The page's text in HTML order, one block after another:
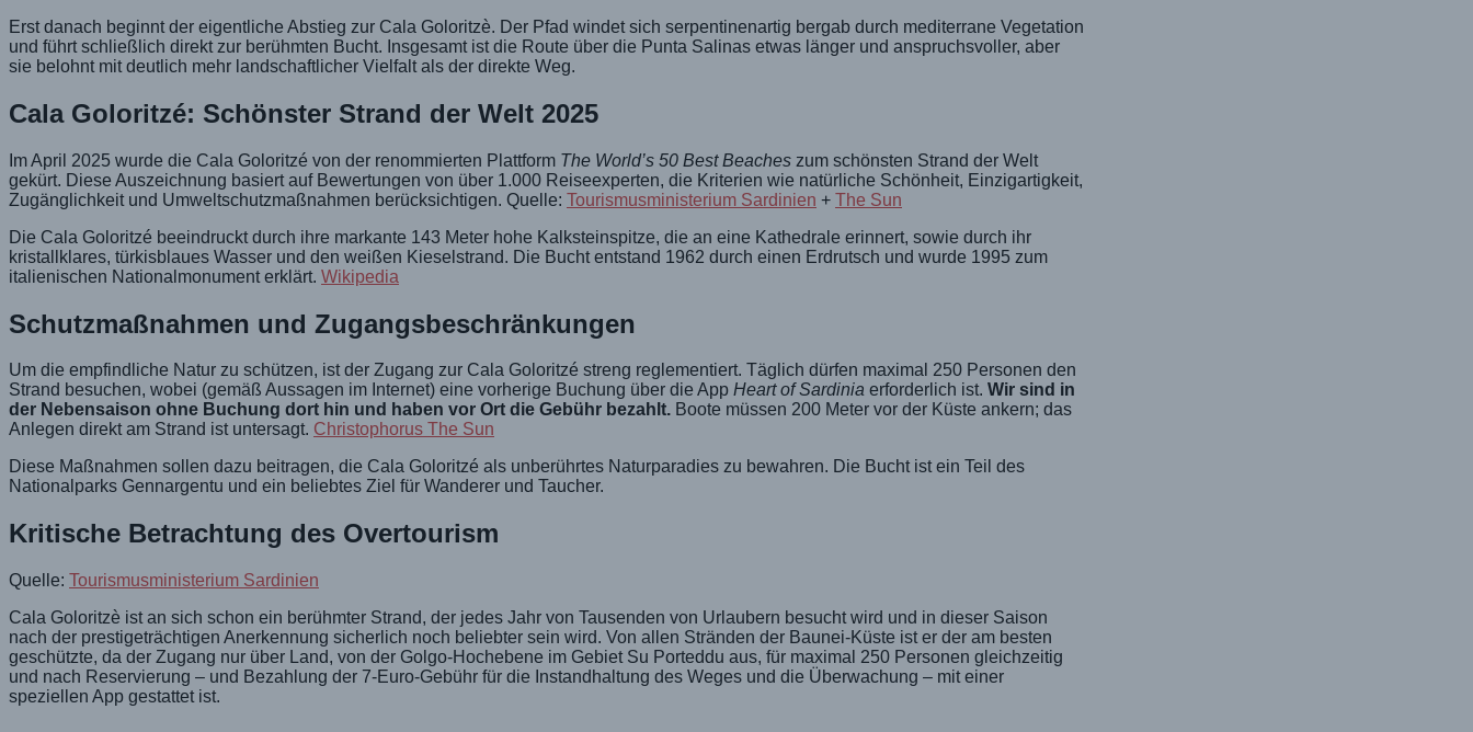
Erst danach beginnt der eigentliche Abstieg zur Cala Goloritzè. Der Pfad windet sich serpentinenartig bergab durch mediterrane Vegetation
und führt schließlich direkt zur berühmten Bucht. Insgesamt ist die Route über die Punta Salinas etwas länger und anspruchsvoller, aber
sie belohnt mit deutlich mehr landschaftlicher Vielfalt als der direkte Weg.
Cala Goloritzé: Schönster Strand der Welt 2025
Im April 2025 wurde die Cala Goloritzé von der renommierten Plattform The World’s 50 Best Beaches zum schönsten Strand der Welt
gekürt. Diese Auszeichnung basiert auf Bewertungen von über 1.000 Reiseexperten, die Kriterien wie natürliche Schönheit, Einzigartigkeit,
Zugänglichkeit und Umweltschutzmaßnahmen berücksichtigen. Quelle: Tourismusministerium Sardinien + The Sun
Die Cala Goloritzé beeindruckt durch ihre markante 143 Meter hohe Kalksteinspitze, die an eine Kathedrale erinnert, sowie durch ihr
kristallklares, türkisblaues Wasser und den weißen Kieselstrand. Die Bucht entstand 1962 durch einen Erdrutsch und wurde 1995 zum
italienischen Nationalmonument erklärt. Wikipedia
Schutzmaßnahmen und Zugangsbeschränkungen
Um die empfindliche Natur zu schützen, ist der Zugang zur Cala Goloritzé streng reglementiert. Täglich dürfen maximal 250 Personen den
Strand besuchen, wobei (gemäß Aussagen im Internet) eine vorherige Buchung über die App Heart of Sardinia erforderlich ist. Wir sind in
der Nebensaison ohne Buchung dort hin und haben vor Ort die Gebühr bezahlt. Boote müssen 200 Meter vor der Küste ankern; das
Anlegen direkt am Strand ist untersagt. Christophorus The Sun
Diese Maßnahmen sollen dazu beitragen, die Cala Goloritzé als unberührtes Naturparadies zu bewahren. Die Bucht ist ein Teil des
Nationalparks Gennargentu und ein beliebtes Ziel für Wanderer und Taucher.
Kritische Betrachtung des Overtourism
Quelle: Tourismusministerium Sardinien
Cala Goloritzè ist an sich schon ein berühmter Strand, der jedes Jahr von Tausenden von Urlaubern besucht wird und in dieser Saison
nach der prestigeträchtigen Anerkennung sicherlich noch beliebter sein wird. Von allen Stränden der Baunei-Küste ist er der am besten
geschützte, da der Zugang nur über Land, von der Golgo-Hochebene im Gebiet Su Porteddu aus, für maximal 250 Personen gleichzeitig
und nach Reservierung – und Bezahlung der 7-Euro-Gebühr für die Instandhaltung des Weges und die Überwachung – mit einer
speziellen App gestattet ist.